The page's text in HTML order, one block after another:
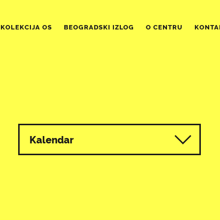
KOLEKCIJA OS BEOGRADSKI IZLOG O CENTRU
Kalendar